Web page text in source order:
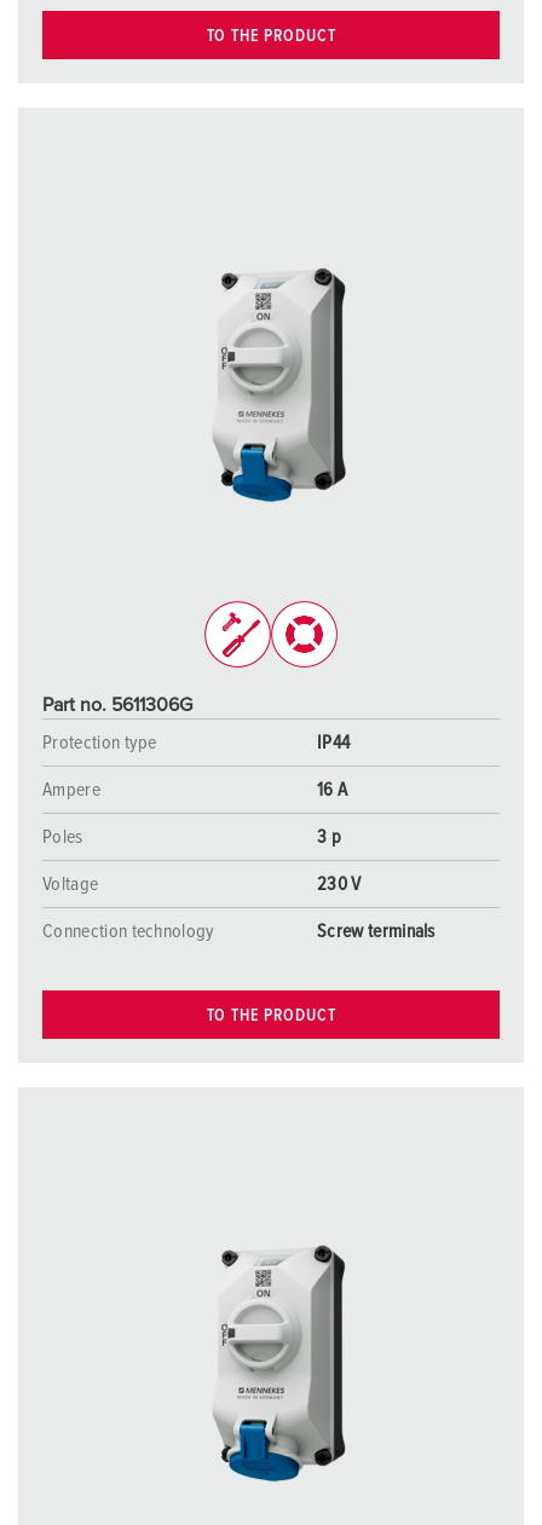
TO THE PRODUCT
Part no. 5611306G
Protection type
IP44
Ampere 16 A
Poles 3 p
Voltage 230 V
Connection technology Screw terminals
TO THE PRODUCT